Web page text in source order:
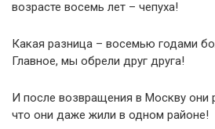
возрасте восемь лет – чепуха!
Какая разница – восемью годами
Главное, мы обрели друг друга!
И после возвращения в Москву они
что они даже жили в одном районе!